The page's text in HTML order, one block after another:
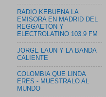
RADIO KEBUENA LA
EMISORA EN MADRID DEL
REGGAETON Y
ELECTROLATINO 103.9 FM
JORGE LAUN Y LA BANDA
CALIENTE
COLOMBIA QUE LINDA
ERES - MUESTRALO AL
MUNDO